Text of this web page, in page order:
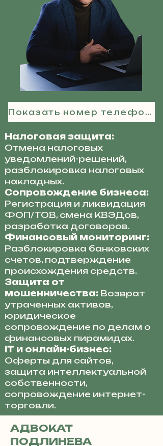
Показать номер телефона
Налоговая защита:
Отмена налоговых
уведомлений-решений,
разблокировка налоговых
накладных.
Сопровождение бизнеса:
Регистрация и ликвидация
ФОП/ТОВ, смена КВЭДов,
разработка договоров.
Финансовый мониторинг:
Разблокировка банковских
счетов, подтверждение
происхождения средств.
Защита от
мошенничества: Возврат
утраченных активов,
юридическое
сопровождение по делам о
финансовых пирамидах.
IT и онлайн-бизнес:
Оферты для сайтов,
защита интеллектуальной
собственности,
сопровождение интернет-
торговли.
АДВОКАТ
ПОДЛИНЕВА